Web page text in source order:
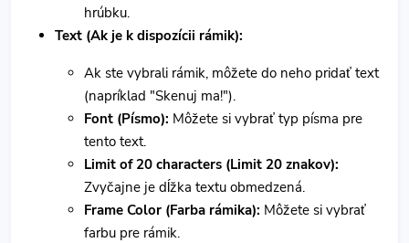
hrúbku.
Text (Ak je k dispozícii rámik):
Ak ste vybrali rámik, môžete do neho pridať text
(napríklad "Skenuj ma!").
Font (Písmo): Môžete si vybrať typ písma pre
tento text.
Limit of 20 characters (Limit 20 znakov):
Zvyčajne je dĺžka textu obmedzená.
Frame Color (Farba rámika): Môžete si vybrať
farbu pre rámik.